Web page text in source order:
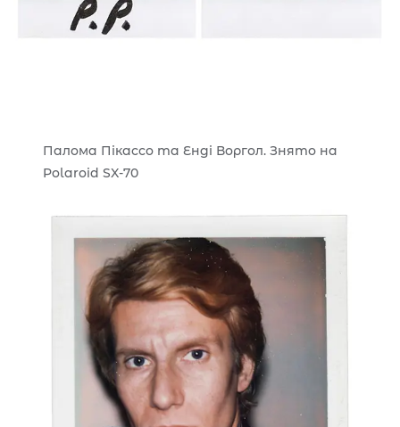
Палома Пікассо та Енді Воргол. Знято на
Polaroid SX-70